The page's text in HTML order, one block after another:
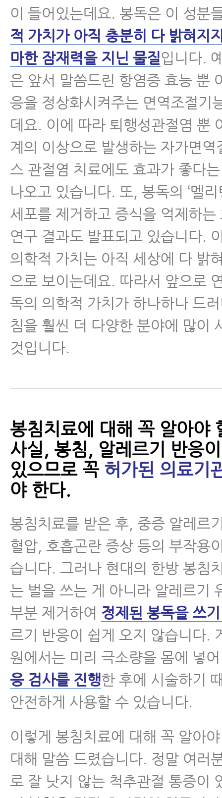
이 들어있는데요. 봉독은 이 성분
적 가치가 아직 충분히 다 밝혀지
마한 잠재력을 지닌 물질입니다.
은 앞서 말씀드린 항염증 효능 뿐
응을 정상화시켜주는 면역조절기
데요. 이에 따라 퇴행성관절염 뿐
계의 이상으로 발생하는 자가면역
스 관절염 치료에도 효과가 좋다
나오고 있습니다. 또, 봉독의 ‘멜리
세포를 제거하고 증식을 억제하는
연구 결과도 발표되고 있습니다.
의학적 가치는 아직 세상에 다 밝
으로 보이는데요. 따라서 앞으로
독의 의학적 가치가 하나하나 드
침을 훨씬 더 다양한 분야에 많이
것입니다.
봉침치료에 대해 꼭 알아야
사실, 봉침, 알레르기 반응
있으므로 꼭 허가된 의료기
야 한다.
봉침치료를 받은 후, 중증 알레르
혈압, 호흡곤란 증상 등의 부작용
습니다. 그러나 현대의 한방 봉침
는 벌을 쓰는 게 아니라 알레르기
부분 제거하여 정제된 봉독을 쓰
르기 반응이 쉽게 오지 않습니다.
원에서는 미리 극소량을 몸에 넣
응 검사를 진행한 후에 시술하기
안전하게 사용할 수 있습니다.
이렇게 봉침치료에 대해 꼭 알아
대해 말씀 드렸습니다. 정말 여러
로 잘 낫지 않는 척추관절 통증이